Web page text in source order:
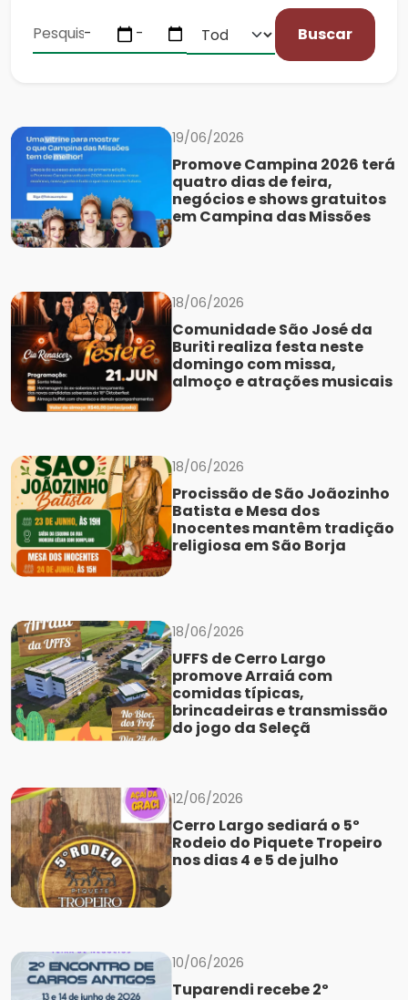
Buscar
19/06/2026
Promove Campina 2026 terá
quatro dias de feira,
negócios e shows gratuitos
em Campina das Missões
18/06/2026
Comunidade São José da
Buriti realiza festa neste
domingo com missa,
almoço e atrações musicais
18/06/2026
Procissão de São Joãozinho
Batista e Mesa dos
Inocentes mantêm tradição
religiosa em São Borja
18/06/2026
UFFS de Cerro Largo
promove Arraiá com
comidas típicas,
brincadeiras e transmissão
do jogo da Seleçã
12/06/2026
Cerro Largo sediará o 5º
Rodeio do Piquete Tropeiro
nos dias 4 e 5 de julho
10/06/2026
Tuparendi recebe 2º